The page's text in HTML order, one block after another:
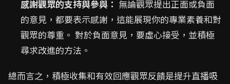
感謝觀眾的支持與參與： 無論觀眾提出正面或負面
的意見，都要表示感謝，這能展現你的專業素養和對
觀眾的尊重。 對於負面意見，要虛心接受，並積極
尋求改進的方法。
總而言之，積極收集和有效回應觀眾反饋是提升直播吸